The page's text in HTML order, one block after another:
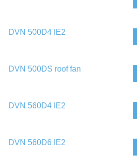
DVN 500D4 IE2
DVN 500DS roof fan
DVN 560D4 IE2
DVN 560D6 IE2